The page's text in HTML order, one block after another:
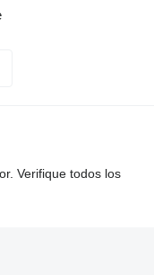
Verifique todos los